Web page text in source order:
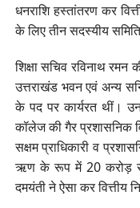
धनराशि हस्तांतरण कर
के लिए तीन सदस्यीय
शिक्षा सचिव रविनाथ
उत्तराखंड भवन एवं अन्य
के पद पर कार्यरत थीं।
कॉलेज की गैर प्रशासनिक
सक्षम प्राधिकारी व
ऋण के रूप में 20 करोड़
दमयंती ने ऐसा कर वित्तीय